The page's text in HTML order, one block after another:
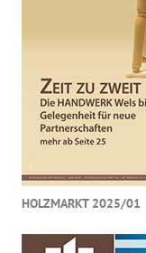
HOLZMARKT 2025/01